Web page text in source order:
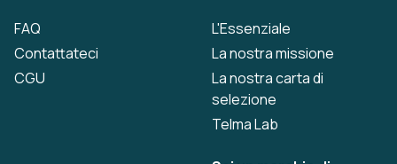
FAQ
Contattateci
CGU
L'Essenziale
La nostra missione
La nostra carta di
selezione
Telma Lab